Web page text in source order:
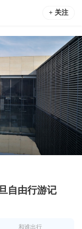
+ 关注
自由行游记
和谁出行